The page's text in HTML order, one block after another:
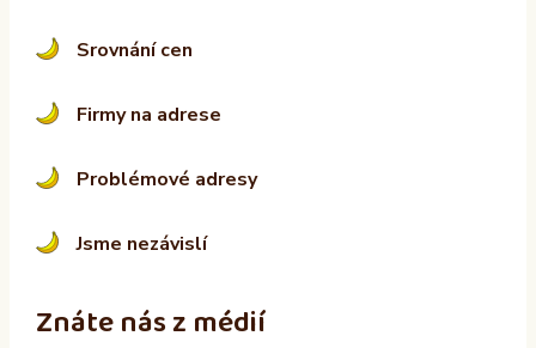
Srovnání cen
Firmy na adrese
Problémové adresy
Jsme nezávislí
Znáte nás z médií